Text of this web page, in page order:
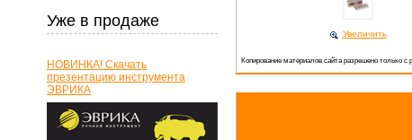
Увеличить
Копирование материалов сайта разрешено только
Уже в продаже
НОВИНКА! Скачать
презентацию инструмента
ЭВРИКА